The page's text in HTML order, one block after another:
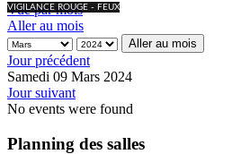
VIGILANCE ROUGE - FEUX
Vue par mois
Aller au mois
Aller au mois
Jour précédent
Samedi 09 Mars 2024
Jour suivant
No events were found
Planning des salles